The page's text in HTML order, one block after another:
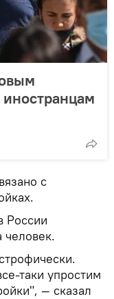
с
России
человек.
таки упростим
— сказал